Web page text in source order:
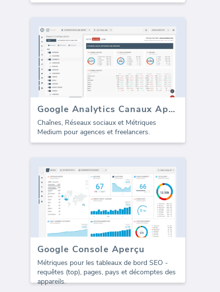
Google Analytics Canaux Aperçu (rapport)
Chaînes, Réseaux sociaux et Métriques
Medium pour agences et freelancers.
Google Console Aperçu
Métriques pour les tableaux de bord SEO -
requêtes (top), pages, pays et décomptes des
appareils.